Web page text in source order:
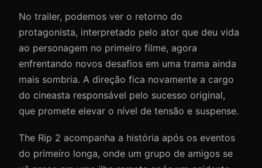
No trailer, podemos ver o retorno do
protagonista, interpretado pelo ator que deu vida
ao personagem no primeiro filme, agora
enfrentando novos desafios em uma trama ainda
mais sombria. A direção fica novamente a cargo
do cineasta responsável pelo sucesso original,
que promete elevar o nível de tensão e suspense.
The Rip 2 acompanha a história após os eventos
do primeiro longa, onde um grupo de amigos se